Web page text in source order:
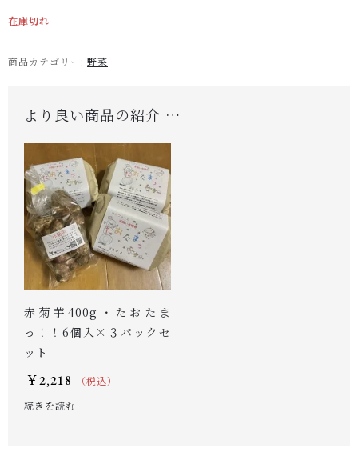
在庫切れ
商品カテゴリー: 野菜
より良い商品の紹介 …
赤菊芋400g・たおたま
っ！！6個入×３パックセ
ット
￥2,218
（税込）
続きを読む